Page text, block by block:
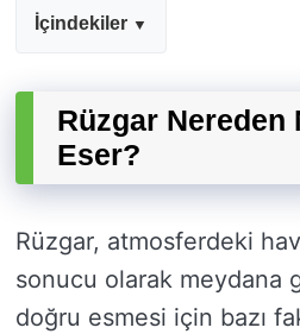
İçindekiler
Rüzgar Nereden
Eser?
Rüzgar, atmosferdeki
sonucu olarak meydana
doğru esmesi için bazı